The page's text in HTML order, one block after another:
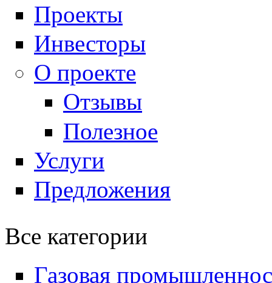
Проекты
Инвесторы
О проекте
Отзывы
Полезное
Услуги
Предложения
Все категории
Газовая